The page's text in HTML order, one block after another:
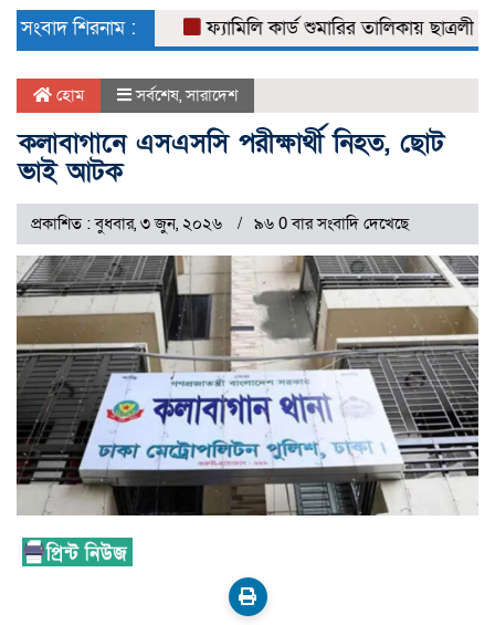
সংবাদ শিরনাম :
ফ্যামিলি কার্ড শুমারির তালিকায় ছাত্রলীগ নেতা
হোম সর্বশেষ,সারাদেশ
কলাবাগানে এসএসসি পরীক্ষার্থী নিহত, ছোট
ভাই আটক
প্রকাশিত : বুধবার, ৩ জুন, ২০২৬ ৯৬ 0 বার সংবাদি দেখেছে